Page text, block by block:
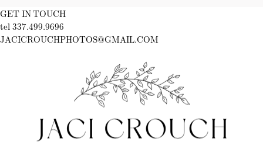
GET IN TOUCH
tel 337.499.9696
JACICROUCHPHOTOS@GMAIL.COM